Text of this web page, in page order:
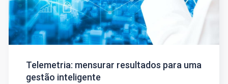
Telemetria: mensurar resultados para uma
gestão inteligente